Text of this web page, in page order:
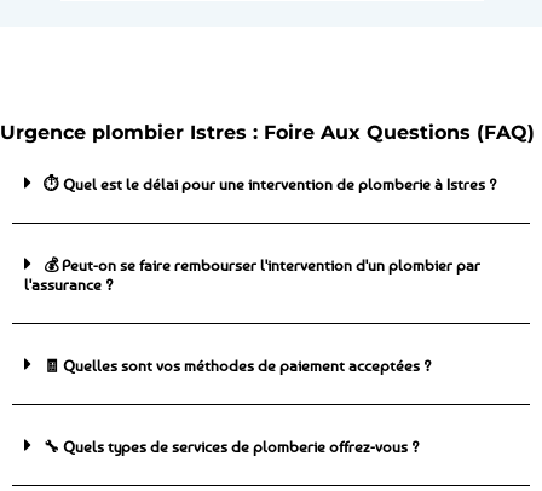
Urgence plombier Istres : Foire Aux Questions (FAQ)
⏱️ Quel est le délai pour une intervention de plomberie à Istres ?
💰 Peut-on se faire rembourser l'intervention d'un plombier par
l'assurance ?
🧾 Quelles sont vos méthodes de paiement acceptées ?
🔧 Quels types de services de plomberie offrez-vous ?